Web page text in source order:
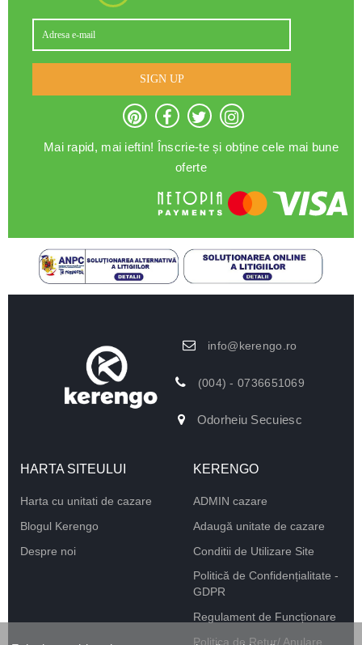
SIGN UP
Mai rapid, mai ieftin! Înscrie-te și obține cele mai bune
oferte
info@kerengo.ro
(004) - 0736651069
Odorheiu Secuiesc
HARTA SITEULUI
Harta cu unitati de cazare
Blogul Kerengo
Despre noi
KERENGO
ADMIN cazare
Adaugă unitate de cazare
Conditii de Utilizare Site
Politică de Confidențialitate -
GDPR
Regulament de Funcționare
Politica de Retur/ Anulare